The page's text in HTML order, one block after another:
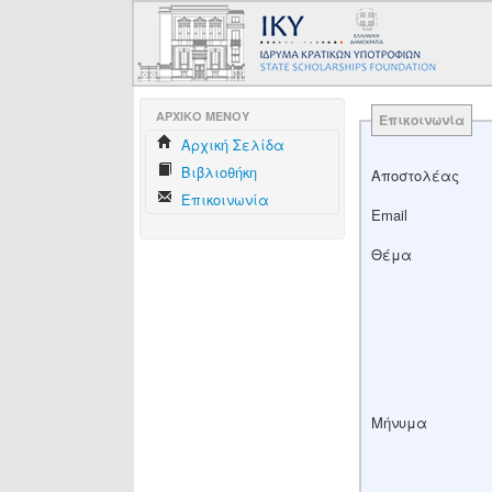
AΡΧΙΚΟ ΜΕΝΟΥ
Aρχική Σελίδα
Βιβλιοθήκη
Επικοινωνία
Επικοινωνία
Αποστολέας
Email
Θέμα
Μήνυμα